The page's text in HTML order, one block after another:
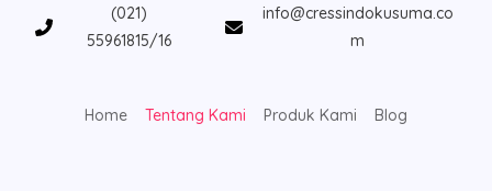
(021)
55961815/16
info@cressindokusuma.co
m
Home Tentang Kami Produk Kami Blog